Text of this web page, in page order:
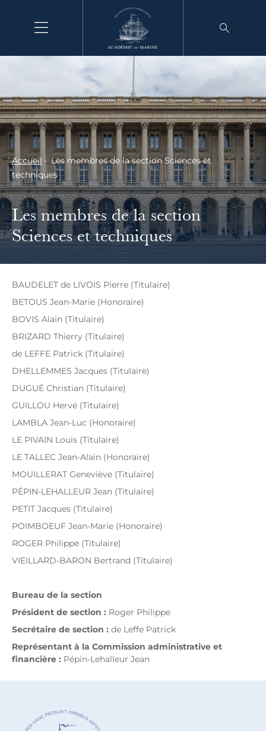
Accueil
Les membres de la section Sciences et
techniques
Les membres de la section
Sciences et techniques
BAUDELET de LIVOIS Pierre (Titulaire)
BETOUS Jean-Marie (Honoraire)
BOVIS Alain (Titulaire)
BRIZARD Thierry (Titulaire)
de LEFFE Patrick (Titulaire)
DHELLEMMES Jacques (Titulaire)
DUGUÉ Christian (Titulaire)
GUILLOU Hervé (Titulaire)
LAMBLA Jean-Luc (Honoraire)
LE PIVAIN Louis (Titulaire)
LE TALLEC Jean-Alain (Honoraire)
MOUILLERAT Geneviève (Titulaire)
PÉPIN-LEHALLEUR Jean (Titulaire)
PETIT Jacques (Titulaire)
POIMBOEUF Jean-Marie (Honoraire)
ROGER Philippe (Titulaire)
VIEILLARD-BARON Bertrand (Titulaire)
Bureau de la section
Président de section : Roger Philippe
Secrétaire de section : de Leffe Patrick
Représentant à la Commission administrative et
financière : Pépin-Lehalleur Jean